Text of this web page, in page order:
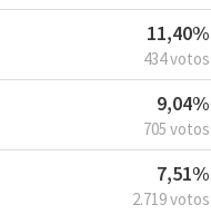
11,40%
434 votos
9,04%
705 votos
7,51%
2.719 votos